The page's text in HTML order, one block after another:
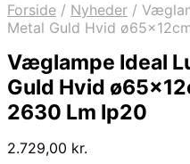
Forside / Nyheder /
Metal Guld Hvid
Væglampe Ideal
Guld Hvid
2630 Lm Ip20
2.729,00 kr.